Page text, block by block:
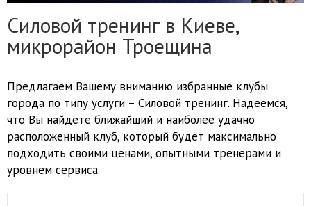
Силовой тренинг в Киеве,
микрорайон Троещина
Предлагаем Вашему вниманию избранные клубы
города по типу услуги – Силовой тренинг. Надеемся,
что Вы найдете ближайший и наиболее удачно
расположенный клуб, который будет максимально
подходить своими ценами, опытными тренерами и
уровнем сервиса.